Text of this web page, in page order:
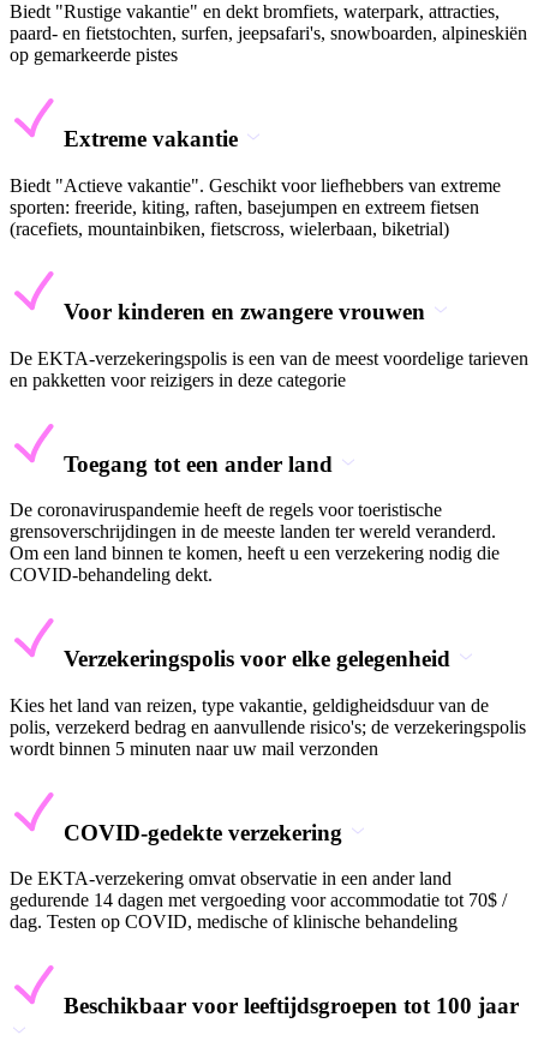
Biedt "Rustige vakantie" en dekt bromfiets, waterpark, attracties,
paard- en fietstochten, surfen, jeepsafari's, snowboarden, alpineskiën
op gemarkeerde pistes
Extreme vakantie
Biedt "Actieve vakantie". Geschikt voor liefhebbers van extreme
sporten: freeride, kiting, raften, basejumpen en extreem fietsen
(racefiets, mountainbiken, fietscross, wielerbaan, biketrial)
Voor kinderen en zwangere vrouwen
De EKTA-verzekeringspolis is een van de meest voordelige tarieven
en pakketten voor reizigers in deze categorie
Toegang tot een ander land
De coronaviruspandemie heeft de regels voor toeristische
grensoverschrijdingen in de meeste landen ter wereld veranderd.
Om een land binnen te komen, heeft u een verzekering nodig die
COVID-behandeling dekt.
Verzekeringspolis voor elke gelegenheid
Kies het land van reizen, type vakantie, geldigheidsduur van de
polis, verzekerd bedrag en aanvullende risico's; de verzekeringspolis
wordt binnen 5 minuten naar uw mail verzonden
COVID-gedekte verzekering
De EKTA-verzekering omvat observatie in een ander land
gedurende 14 dagen met vergoeding voor accommodatie tot 70$ /
dag. Testen op COVID, medische of klinische behandeling
Beschikbaar voor leeftijdsgroepen tot 100 jaar